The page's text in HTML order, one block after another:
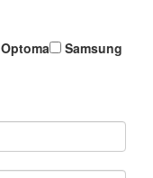
Optoma
Samsung